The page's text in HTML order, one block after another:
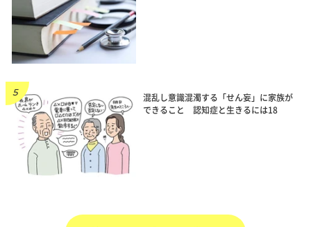
混乱し意識混濁する「せん妄」に家族が
できること 認知症と生きるには18